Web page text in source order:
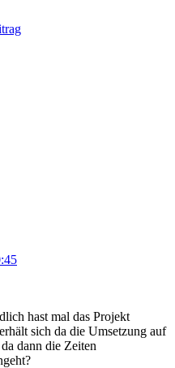
hast mal das Projekt
sich da die Umsetzung auf
dann die Zeiten